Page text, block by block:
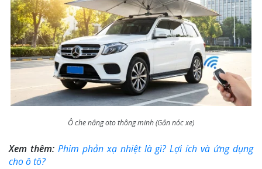
Ô che nắng oto thông minh (Gắn nóc xe)
Xem thêm: Phim phản xạ nhiệt là gì? Lợi ích và ứng dụng
cho ô tô?